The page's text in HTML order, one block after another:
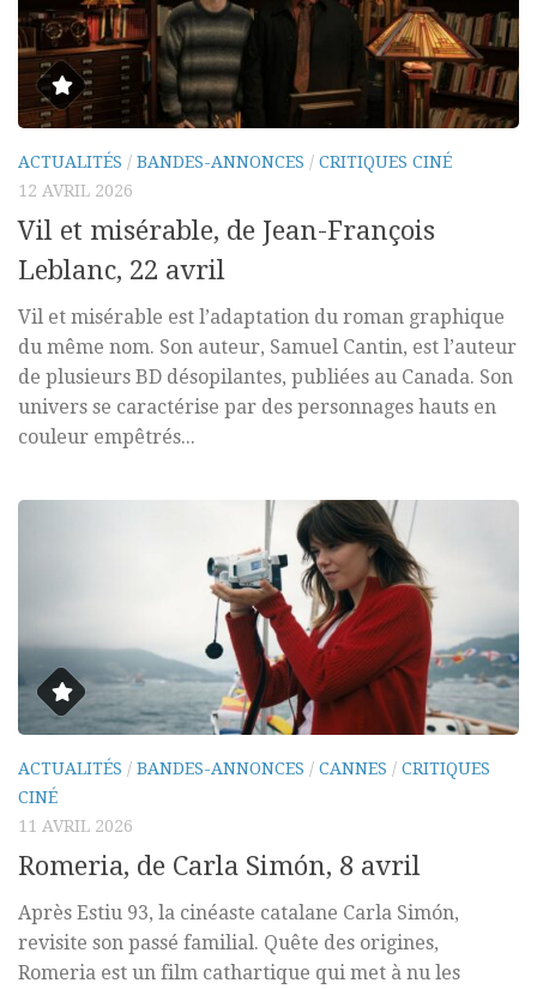
ACTUALITÉS / BANDES-ANNONCES / CRITIQUES CINÉ
12 AVRIL 2026
Vil et misérable, de Jean-François
Leblanc, 22 avril
Vil et misérable est l’adaptation du roman graphique
du même nom. Son auteur, Samuel Cantin, est l’auteur
de plusieurs BD désopilantes, publiées au Canada. Son
univers se caractérise par des personnages hauts en
couleur empêtrés...
ACTUALITÉS / BANDES-ANNONCES / CANNES / CRITIQUES
CINÉ
11 AVRIL 2026
Romeria, de Carla Simón, 8 avril
Après Estiu 93, la cinéaste catalane Carla Simón,
revisite son passé familial. Quête des origines,
Romeria est un film cathartique qui met à nu les